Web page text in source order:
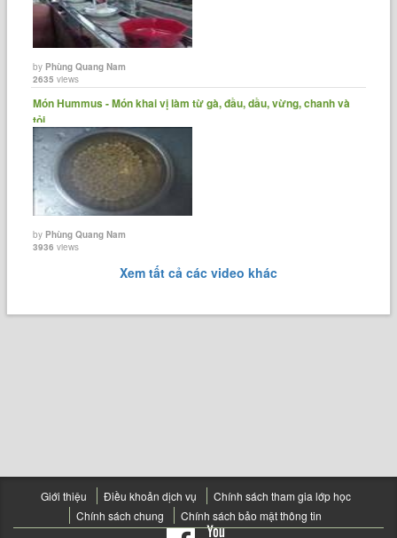
byPhùng Quang Nam
2635 views
Món Hummus - Món khai vị làm từ gà, đầu, dầu, vừng, chanh và
tỏi.
byPhùng Quang Nam
3936 views
Xem tất cả các video khác
Giới thiệu Điều khoản dịch vụ
Chính sách tham gia lớp học
Chính sách chung
Chính sách bảo mật thông tin